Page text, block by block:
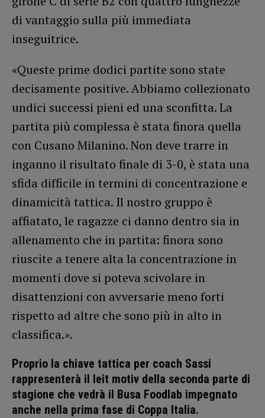
di vantaggio sulla più immediata
inseguitrice.
«Queste prime dodici partite sono state
decisamente positive. Abbiamo collezionato
undici successi pieni ed una sconfitta. La
partita più complessa è stata finora quella
con Cusano Milanino. Non deve trarre in
inganno il risultato finale di 3-0, è stata una
sfida difficile in termini di concentrazione e
dinamicità tattica. Il nostro gruppo è
affiatato, le ragazze ci danno dentro sia in
allenamento che in partita: finora sono
riuscite a tenere alta la concentrazione in
momenti dove si poteva scivolare in
disattenzioni con avversarie meno forti
rispetto ad altre che sono più in alto in
classifica.».
Proprio la chiave tattica per coach Sassi
rappresenterà il leit motiv della seconda parte di
stagione che vedrà il Busa Foodlab impegnato
anche nella prima fase di Coppa Italia.